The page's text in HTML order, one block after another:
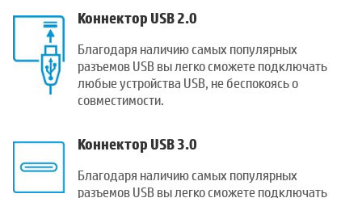
Коннектор USB 2.0
Благодаря наличию самых популярных
разъемов USB вы легко сможете подключать
любые устройства USB, не беспокоясь о
совместимости.
Коннектор USB 3.0
Благодаря наличию самых популярных
разъемов USB вы легко сможете подключать